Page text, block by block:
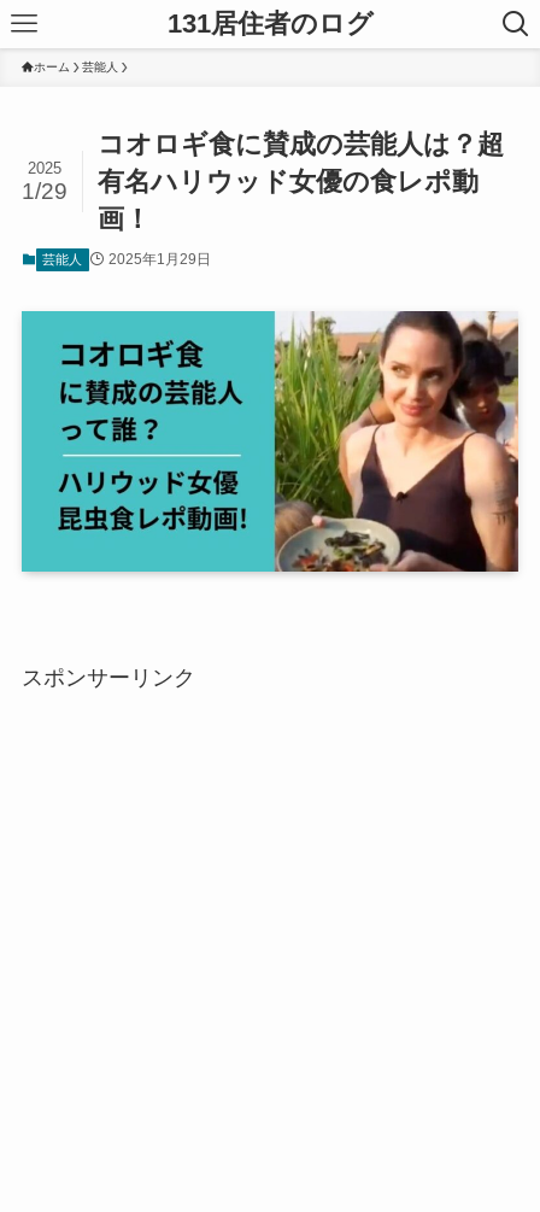
131居住者のログ
ホーム 芸能人
コオロギ食に賛成の芸能人は？超
有名ハリウッド女優の食レポ動
画！
2025
1/29
芸能人 2025年1月29日
スポンサーリンク